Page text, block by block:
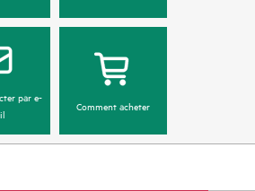
par e-
Comment acheter